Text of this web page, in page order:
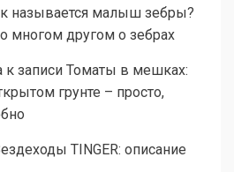
называется малыш зебры?
многом другом о зебрах
к записи Томаты в мешках:
грунте – просто,
TINGER: описание